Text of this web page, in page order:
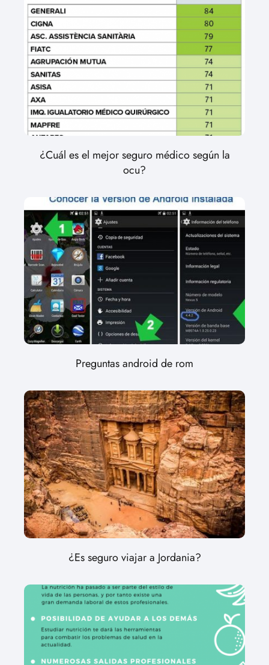
¿Cuál es el mejor seguro médico según la
ocu?
Preguntas android de rom
¿Es seguro viajar a Jordania?